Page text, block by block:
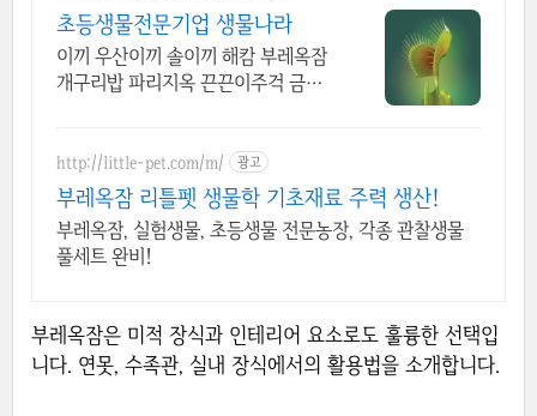
초등생물전문기업 생물나라
이끼 우산이끼 솔이끼 해캄 부레옥잠
개구리밥 파리지옥 끈끈이주걱 금호
http://little-pet.com/m/ 광고
부레옥잠 리틀펫 생물학 기초재료 주력 생산!
부레옥잠, 실험생물, 초등생물 전문농장, 각종 관찰생물
풀세트 완비!
부레옥잠은 미적 장식과 인테리어 요소로도 훌륭한 선택입
니다. 연못, 수족관, 실내 장식에서의 활용법을 소개합니다.